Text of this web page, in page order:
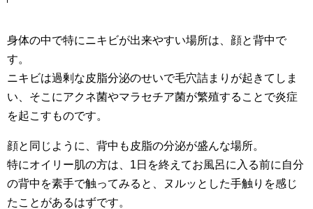
身体の中で特にニキビが出来やすい場所は、顔と背中で
す。
ニキビは過剰な皮脂分泌のせいで毛穴詰まりが起きてしま
い、そこにアクネ菌やマラセチア菌が繁殖することで炎症
を起こすものです。
顔と同じように、背中も皮脂の分泌が盛んな場所。
特にオイリー肌の方は、1日を終えてお風呂に入る前に自分
の背中を素手で触ってみると、ヌルッとした手触りを感じ
たことがあるはずです。